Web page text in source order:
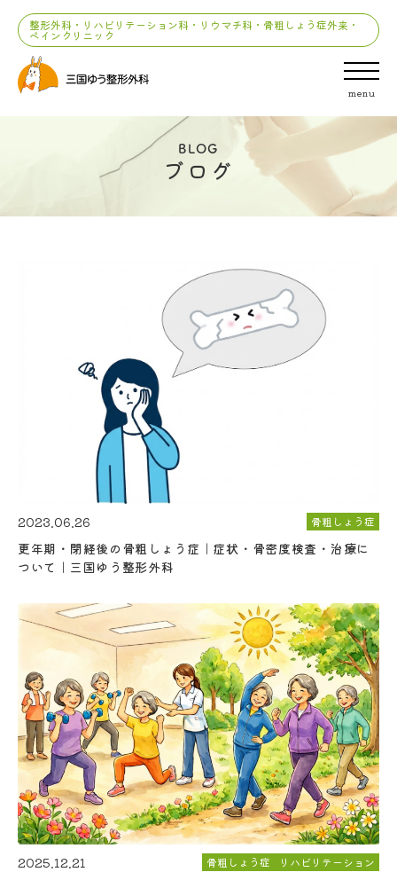
整形外科・リハビリテーション科・リウマチ科・骨粗しょう症外来・
ペインクリニック
menu
BLOG
ブログ
2023.06.26 骨粗しょう症
更年期・閉経後の骨粗しょう症｜症状・骨密度検査・治療に
ついて｜三国ゆう整形外科
2025.12.21 骨粗しょう症 リハビリテーション